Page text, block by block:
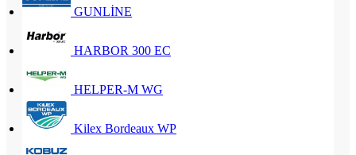
GUNLİNE
HARBOR 300 EC
HELPER-M WG
Kilex Bordeaux WP